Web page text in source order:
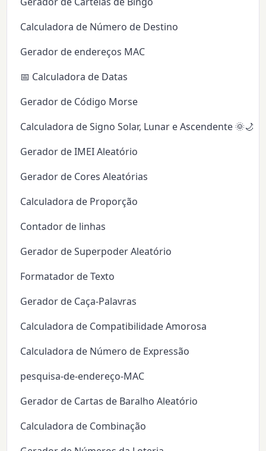
Calculadora de Número de Destino
Gerador de endereços MAC
📅 Calculadora de Datas
Gerador de Código Morse
Calculadora de Signo Solar, Lunar e Ascendente 🌞🌙✨
Gerador de IMEI Aleatório
Gerador de Cores Aleatórias
Calculadora de Proporção
Contador de linhas
Gerador de Superpoder Aleatório
Formatador de Texto
Gerador de Caça-Palavras
Calculadora de Compatibilidade Amorosa
Calculadora de Número de Expressão
pesquisa-de-endereço-MAC
Gerador de Cartas de Baralho Aleatório
Calculadora de Combinação